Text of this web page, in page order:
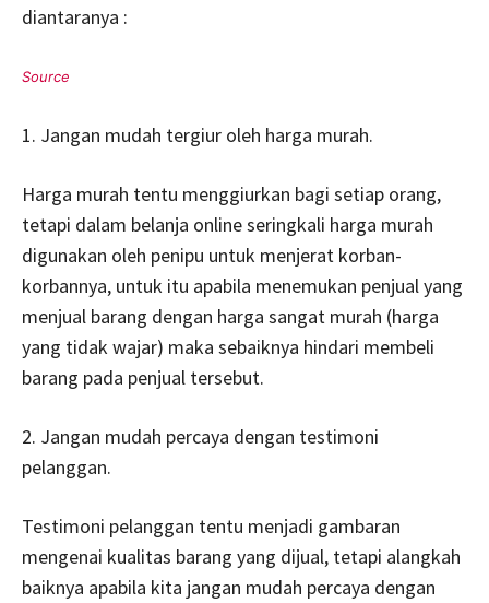
diantaranya :
1. Jangan mudah tergiur oleh harga murah.
Harga murah tentu menggiurkan bagi setiap orang,
tetapi dalam belanja online seringkali harga murah
digunakan oleh penipu untuk menjerat korban-
korbannya, untuk itu apabila menemukan penjual yang
menjual barang dengan harga sangat murah (harga
yang tidak wajar) maka sebaiknya hindari membeli
barang pada penjual tersebut.
2. Jangan mudah percaya dengan testimoni
pelanggan.
Testimoni pelanggan tentu menjadi gambaran
mengenai kualitas barang yang dijual, tetapi alangkah
baiknya apabila kita jangan mudah percaya dengan